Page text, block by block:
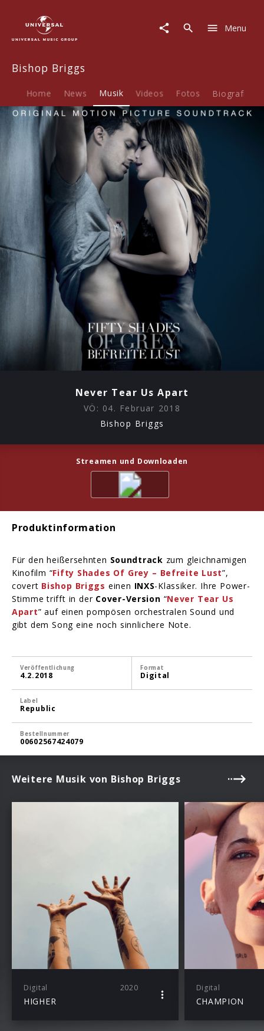
Musik
Never
Apart
Menu
Bishop Briggs
Home News Musik Videos Fotos Biografie
Never Tear Us Apart
VÖ: 04. Februar 2018
Bishop Briggs
Streamen und Downloaden
Produktinformation
Für den heißersehnten Soundtrack zum gleichnamigen
Kinofilm “Fifty Shades Of Grey – Befreite Lust”,
covert Bishop Briggs einen INXS-Klassiker. Ihre Power-
Stimme trifft in der Cover-Version “Never Tear Us
Apart” auf einen pompösen orchestralen Sound und
gibt dem Song eine noch sinnlichere Note.
Veröffentlichung
4.2.2018
Format
Digital
Label
Republic
Bestellnummer
00602567424079
Weitere Musik von Bishop Briggs
Digital 2020
HIGHER
Digital
CHAMPION